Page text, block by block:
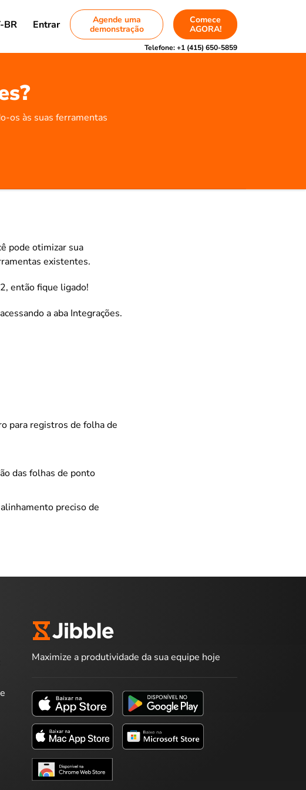
BR Entrar
Agende uma
demonstração
Comece
AGORA!
Telefone:+1 (415) 650-5859
os às suas ferramentas
pode otimizar sua
existentes.
então fique ligado!
a aba Integrações.
para registros de folha de
das folhas de ponto
preciso de
Maximize a produtividade da sua equipe hoje